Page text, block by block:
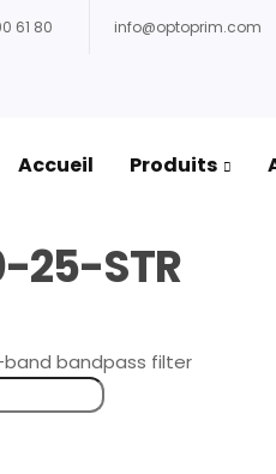
61 80 info@optoprim.com
Accueil Produits
25-STR
bandpass filter